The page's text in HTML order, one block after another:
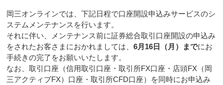
岡三オンラインでは、下記日程で口座開設申込みサービスのシ
ステムメンテナンスを行います。
それに伴い、メンテナンス前に証券総合取引口座開設の申込み
をされたお客さまにおかれましては、6月16日（月）までにお
手続きの完了をお願いいたします。
なお、取引口座（信用取引口座・取引所FX口座・店頭FX（岡
三アクティブFX）口座・取引所CFD口座）を同時にお申込み